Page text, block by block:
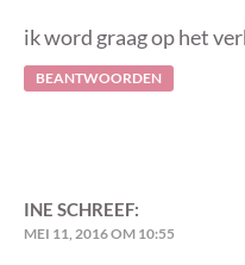
ik word graag op het
BEANTWOORDEN
INE SCHREEF:
MEI 11, 2016 OM 10:55